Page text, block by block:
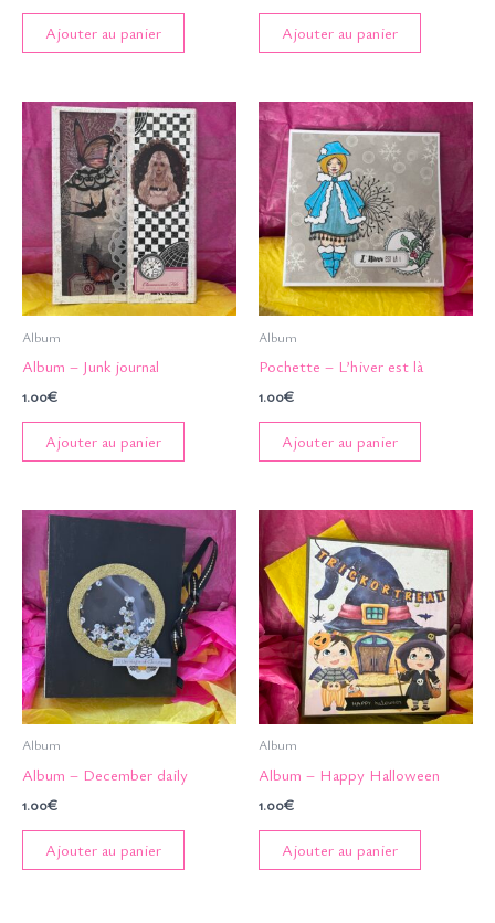
Ajouter au panier Ajouter au panier
Album
Album – Junk journal
1.00€
Ajouter au panier
Album
Pochette – L’hiver est là
1.00€
Ajouter au panier
Album
Album – December daily
1.00€
Ajouter au panier
Album
Album – Happy Halloween
1.00€
Ajouter au panier